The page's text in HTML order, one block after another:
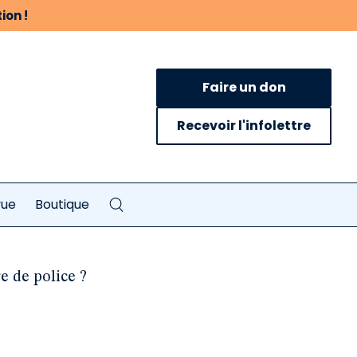
!
Faire un don
Recevoir l'infolettre
Boutique
de police ?